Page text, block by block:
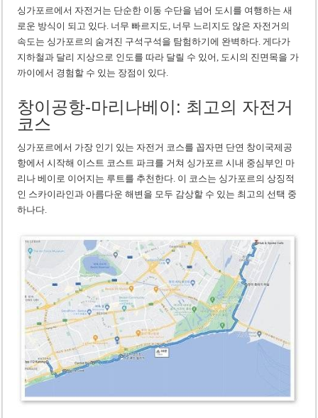
싱가포르에서 자전거는 단순한 이동 수단을 넘어 도시를 여행하는 새
로운 방식이 되고 있다. 너무 빠르지도, 너무 느리지도 않은 자전거의
속도는 싱가포르의 숨겨진 구석구석을 탐험하기에 완벽하다. 게다가
지하철과 달리 지상으로 인도를 따라 달릴 수 있어, 도시의 진면목을 가
까이에서 경험할 수 있는 장점이 있다.
창이공항-마리나베이: 최고의 자전거
코스
싱가포르에서 가장 인기 있는 자전거 코스를 꼽자면 단연 창이국제공
항에서 시작해 이스트 코스트 파크를 거쳐 싱가포르 시내 중심부인 마
리나 베이로 이어지는 루트를 추천한다. 이 코스는 싱가포르의 상징적
인 스카이라인과 아름다운 해변을 모두 감상할 수 있는 최고의 선택 중
하나다.